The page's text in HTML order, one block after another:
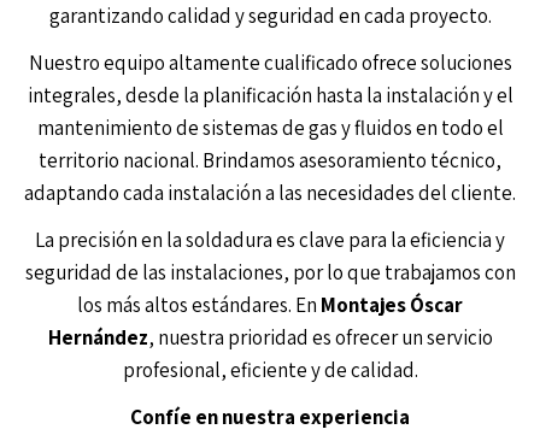
garantizando calidad y seguridad en cada proyecto.
Nuestro equipo altamente cualificado ofrece soluciones
integrales, desde la planificación hasta la instalación y el
mantenimiento de sistemas de gas y fluidos en todo el
territorio nacional. Brindamos asesoramiento técnico,
adaptando cada instalación a las necesidades del cliente.
La precisión en la soldadura es clave para la eficiencia y
seguridad de las instalaciones, por lo que trabajamos con
los más altos estándares. En Montajes Óscar
Hernández, nuestra prioridad es ofrecer un servicio
profesional, eficiente y de calidad.
Confíe en nuestra experiencia